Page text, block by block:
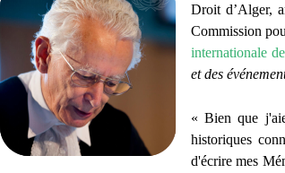
Droit d’Alger,
Commission
internationale
et des
« Bien que
historiques
d'écrire mes